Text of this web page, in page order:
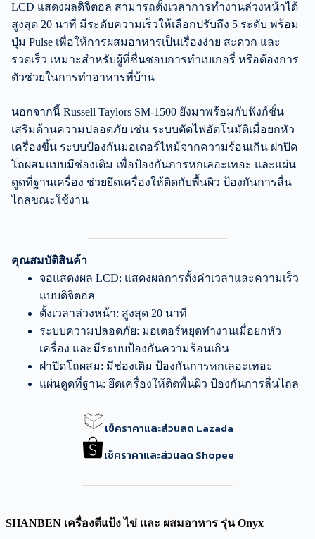
LCD แสดงผลดิจิตอล สามารถตั้งเวลาการทำงานล่วงหน้าได้
สูงสุด 20 นาที มีระดับความเร็วให้เลือกปรับถึง 5 ระดับ พร้อม
ปุ่ม Pulse เพื่อให้การผสมอาหารเป็นเรื่องง่าย สะดวก และ
รวดเร็ว เหมาะสำหรับผู้ที่ชื่นชอบการทำเบเกอรี่ หรือต้องการ
ตัวช่วยในการทำอาหารที่บ้าน
นอกจากนี้ Russell Taylors SM-1500 ยังมาพร้อมกับฟังก์ชั่น
เสริมด้านความปลอดภัย เช่น ระบบตัดไฟอัตโนมัติเมื่อยกหัว
เครื่องขึ้น ระบบป้องกันมอเตอร์ไหม้จากความร้อนเกิน ฝาปิด
โถผสมแบบมีช่องเติม เพื่อป้องกันการหกเลอะเทอะ และแผ่น
ดูดที่ฐานเครื่อง ช่วยยึดเครื่องให้ติดกับพื้นผิว ป้องกันการลื่น
ไถลขณะใช้งาน
คุณสมบัติสินค้า
จอแสดงผล LCD: แสดงผลการตั้งค่าเวลาและความเร็ว
แบบดิจิตอล
ตั้งเวลาล่วงหน้า: สูงสุด 20 นาที
ระบบความปลอดภัย: มอเตอร์หยุดทำงานเมื่อยกหัว
เครื่อง และมีระบบป้องกันความร้อนเกิน
ฝาปิดโถผสม: มีช่องเติม ป้องกันการหกเลอะเทอะ
แผ่นดูดที่ฐาน: ยึดเครื่องให้ติดพื้นผิว ป้องกันการลื่นไถล
เช็คราคาและส่วนลด Lazada
เช็คราคาและส่วนลด Shopee
SHANBEN เครื่องตีแป้ง ไข่ เเละ ผสมอาหาร รุ่น Onyx